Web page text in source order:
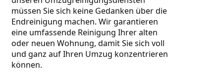
müssen Sie sich keine Gedanken über die
Endreinigung machen. Wir garantieren
eine umfassende Reinigung Ihrer alten
oder neuen Wohnung, damit Sie sich voll
und ganz auf Ihren Umzug konzentrieren
können.